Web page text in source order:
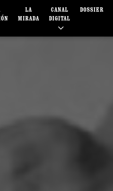
LA
MIRADA
CANAL
DIGITAL
DOSSIER